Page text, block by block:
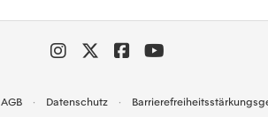
AGB Datenschutz